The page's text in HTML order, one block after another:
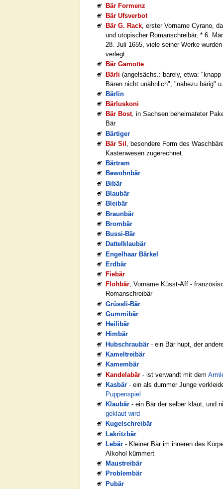
Bär Formenz
Bär Ufsverbot
Bär G. Rack, erster Vorname Cyrano,
und utopischer Romanschreibär, * 6.
28. Juli 1655, viele seiner Werke
verlegt.
Bär Gamotte
Bärli (angelsächs.: barely, etwa:
Bären nicht unähnlich", "nahezu bärig"
Bärlin
Bärluskoni
Bär Bost, in Sachsen beheimateter
Bär
Bärtiger
Bär Sil
, besondere Form des
Kastenwesen zugerechnet.
Bärtram
Bewohnbär
Bibär
Blaubär
Bleibär
Braunbär
Brombär
Bussi-Bär
Dattelklaubär
Engelhaar Bärkel
Erdbär
Fiebär
Flohbär, Vorname Küsst-Aff -
Romanschreibär
Grüssli-Bär
Gummibär
Heilibär
Himbär
Hubschraubär - ein Bär hupt, der
Kameltreibär
Kamembär
Kandelabär - ist verwandt mit dem
Kasbär - ein als dummer Junge
Puppenspiel
Klaubär - ein Bär der selber klaut, und
geklaut wird
Kugelschreibär
Lakritzbär
Lebär - Kleiner Bär im inneren des
Alkohol kümmert
Maustreibär
Problembär
Pubär